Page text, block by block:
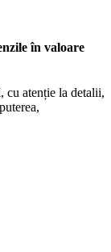
în valoare
cu atenție la detalii,